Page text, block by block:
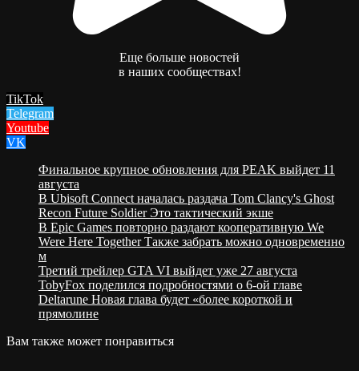
Еще больше новостей
в наших сообществах!
TikTok
Telegram
Youtube
VK
Финальное крупное обновления для PEAK выйдет 11
августа
В Ubisoft Connect началась раздача Tom Clancy's Ghost
Recon Future Soldier Это тактический экше
В Epic Games повторно раздают кооперативную We
Were Here Together Также забрать можно одновременно
м
Третий трейлер GTA VI выйдет уже 27 августа
TobyFox поделился подробностями о 6-ой главе
Deltarune Новая глава будет «более короткой и
прямолине
Вам также может понравиться